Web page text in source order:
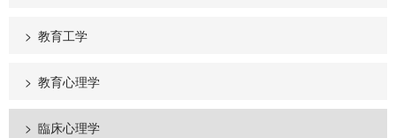
教育工学
教育心理学
臨床心理学